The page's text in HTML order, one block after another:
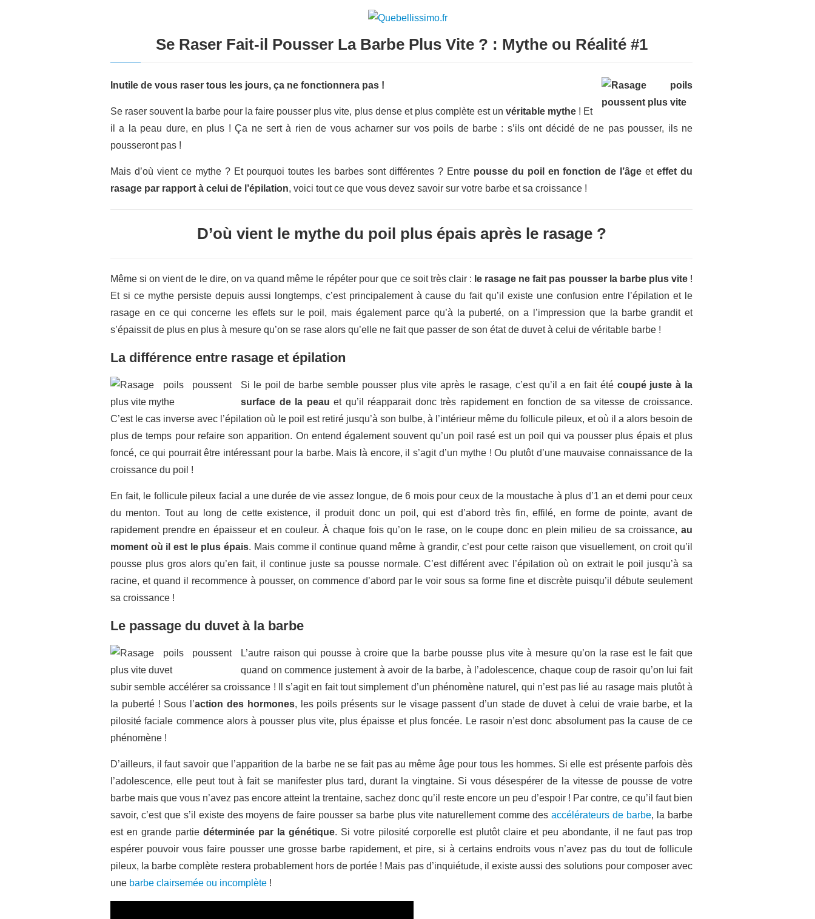
Se Raser Fait-il Pousser La Barbe Plus Vite ? : Mythe ou Réalité #1
Inutile de vous raser tous les jours, ça ne fonctionnera pas !
Se raser souvent la barbe pour la faire pousser plus vite, plus dense et plus complète est un véritable mythe! Et
il a la peau dure, en plus ! Ça ne sert à rien de vous acharner sur vos poils de barbe : s’ils ont décidé de ne pas pousser, ils ne
pousseront pas !
Mais d’où vient ce mythe ? Et pourquoi toutes les barbes sont différentes ? Entre pousse du poil en fonction de l’âge eteffet du
rasage par rapport à celui de l’épilation, voici tout ce que vous devez savoir sur votre barbe et sa croissance !
D’où vient le mythe du poil plus épais après le rasage ?
Même si on vient de le dire, on va quand même le répéter pour que ce soit très clair : le rasage ne fait pas pousser la barbe plus vite!
Et si ce mythe persiste depuis aussi longtemps, c’est principalement à cause du fait qu’il existe une confusion entre l’épilation et le
rasage en ce qui concerne les effets sur le poil, mais également parce qu’à la puberté, on a l’impression que la barbe grandit et
s’épaissit de plus en plus à mesure qu’on se rase alors qu’elle ne fait que passer de son état de duvet à celui de véritable barbe !
La différence entre rasage et épilation
Si le poil de barbe semble pousser plus vite après le rasage, c’est qu’il a en fait été coupé juste à la
surface de la peau et qu’il réapparait donc très rapidement en fonction de sa vitesse de croissance.
C’est le cas inverse avec l’épilation où le poil est retiré jusqu’à son bulbe, à l’intérieur même du follicule pileux, et où il a alors besoin de
plus de temps pour refaire son apparition. On entend également souvent qu’un poil rasé est un poil qui va pousser plus épais et plus
foncé, ce qui pourrait être intéressant pour la barbe. Mais là encore, il s’agit d’un mythe ! Ou plutôt d’une mauvaise connaissance de la
croissance du poil !
En fait, le follicule pileux facial a une durée de vie assez longue, de 6 mois pour ceux de la moustache à plus d’1 an et demi pour ceux
du menton. Tout au long de cette existence, il produit donc un poil, qui est d’abord très fin, effilé, en forme de pointe, avant de
rapidement prendre en épaisseur et en couleur. À chaque fois qu’on le rase, on le coupe donc en plein milieu de sa croissance, au
moment où il est le plus épais. Mais comme il continue quand même à grandir, c’est pour cette raison que visuellement, on croit qu’il
pousse plus gros alors qu’en fait, il continue juste sa pousse normale. C’est différent avec l’épilation où on extrait le poil jusqu’à sa
racine, et quand il recommence à pousser, on commence d’abord par le voir sous sa forme fine et discrète puisqu’il débute seulement
sa croissance !
Le passage du duvet à la barbe
L’autre raison qui pousse à croire que la barbe pousse plus vite à mesure qu’on la rase est le fait que
quand on commence justement à avoir de la barbe, à l’adolescence, chaque coup de rasoir qu’on lui fait
subir semble accélérer sa croissance ! Il s’agit en fait tout simplement d’un phénomène naturel, qui n’est pas lié au rasage mais plutôt à
la puberté ! Sous l’action des hormones, les poils présents sur le visage passent d’un stade de duvet à celui de vraie barbe, et la
pilosité faciale commence alors à pousser plus vite, plus épaisse et plus foncée. Le rasoir n’est donc absolument pas la cause de ce
phénomène !
D’ailleurs, il faut savoir que l’apparition de la barbe ne se fait pas au même âge pour tous les hommes. Si elle est présente parfois dès
l’adolescence, elle peut tout à fait se manifester plus tard, durant la vingtaine. Si vous désespérer de la vitesse de pousse de votre
barbe mais que vous n’avez pas encore atteint la trentaine, sachez donc qu’il reste encore un peu d’espoir ! Par contre, ce qu’il faut bien
savoir, c’est que s’il existe des moyens de faire pousser sa barbe plus vite naturellement comme desaccélérateurs de barbe, la barbe
est en grande partie déterminée par la génétique. Si votre pilosité corporelle est plutôt claire et peu abondante, il ne faut pas trop
espérer pouvoir vous faire pousser une grosse barbe rapidement, et pire, si à certains endroits vous n’avez pas du tout de follicule
pileux, la barbe complète restera probablement hors de portée ! Mais pas d’inquiétude, il existe aussi des solutions pour composer avec
une barbe clairsemée ou incomplète !